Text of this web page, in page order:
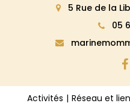
5 Rue de la
05
Activités Réseau et